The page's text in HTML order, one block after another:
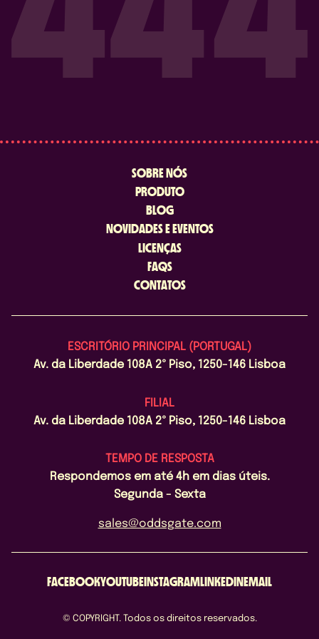
SOBRE NÓS
PRODUTO
BLOG
NOVIDADES E EVENTOS
LICENÇAS
FAQS
CONTATOS
ESCRITÓRIO PRINCIPAL (PORTUGAL)
Av. da Liberdade 108A 2º Piso, 1250-146 Lisboa
FILIAL
Av. da Liberdade 108A 2º Piso, 1250-146 Lisboa
TEMPO DE RESPOSTA
Respondemos em até 4h em dias úteis.
Segunda - Sexta
sales@oddsgate.com
FACEBOOKYOUTUBE INSTAGRAMLINKEDIN EMAIL
© COPYRIGHT. Todos os direitos reservados.